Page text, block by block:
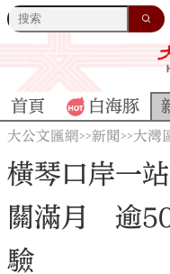
首頁 白海豚
大公文匯網>>新聞>>大灣
橫琴口岸一
關滿月 逾
驗